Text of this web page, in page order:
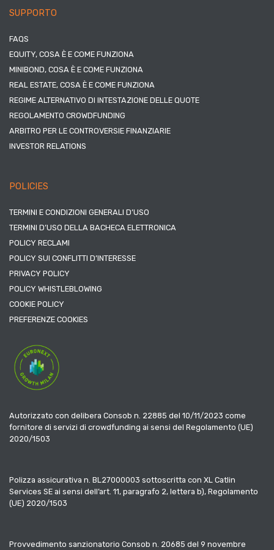
SUPPORTO
FAQS
EQUITY, COSA È E COME FUNZIONA
MINIBOND, COSA È E COME FUNZIONA
REAL ESTATE, COSA È E COME FUNZIONA
REGIME ALTERNATIVO DI INTESTAZIONE DELLE QUOTE
REGOLAMENTO CROWDFUNDING
ARBITRO PER LE CONTROVERSIE FINANZIARIE
INVESTOR RELATIONS
POLICIES
TERMINI E CONDIZIONI GENERALI D’USO
TERMINI D’USO DELLA BACHECA ELETTRONICA
POLICY RECLAMI
POLICY SUI CONFLITTI D’INTERESSE
PRIVACY POLICY
POLICY WHISTLEBLOWING
COOKIE POLICY
PREFERENZE COOKIES
Autorizzato con delibera Consob n. 22885 del 10/11/2023 come
fornitore di servizi di crowdfunding ai sensi del Regolamento (UE)
2020/1503
Polizza assicurativa n. BL27000003 sottoscritta con XL Catlin
Services SE ai sensi dell’art. 11, paragrafo 2, lettera b), Regolamento
(UE) 2020/1503
Provvedimento sanzionatorio Consob n. 20685 del 9 novembre